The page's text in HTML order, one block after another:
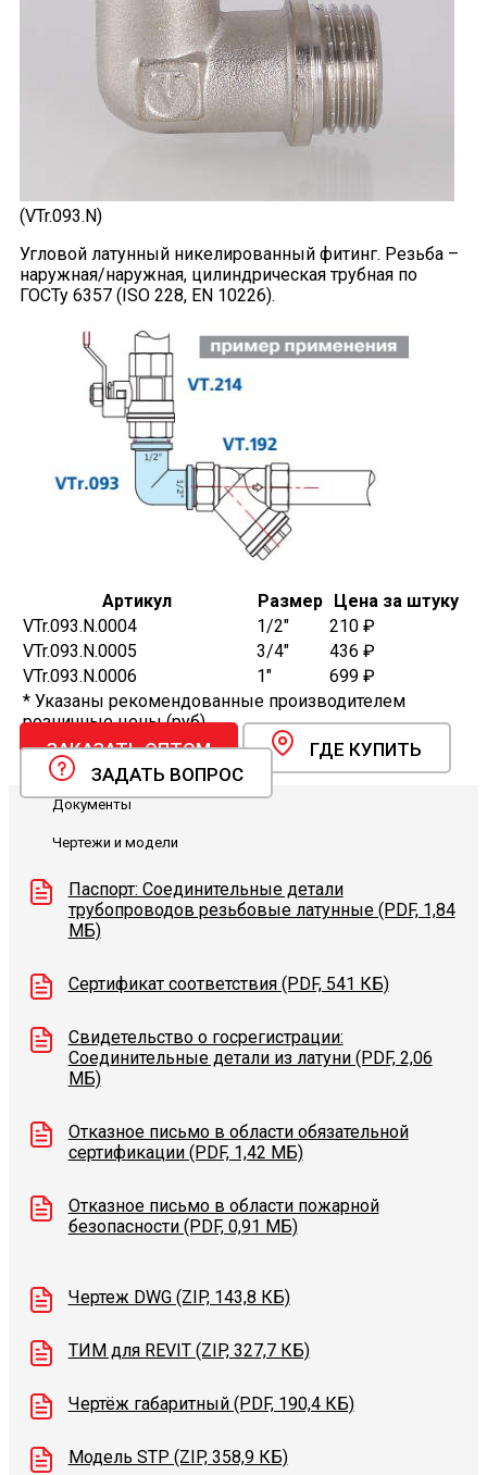
(VTr.093.N)
Угловой латунный никелированный фитинг. Резьба –
наружная/наружная, цилиндрическая трубная по
ГОСТу 6357 (ISO 228, EN 10226).
Артикул Размер
Цена за штуку
VTr.093.N.0004
1/2"
210 ₽
VTr.093.N.0005
3/4"
436 ₽
VTr.093.N.0006
1"
699 ₽
* Указаны рекомендованные производителем
розничные цены (руб).
ЗАКАЗАТЬ ОПТОМ
ГДЕ КУПИТЬ
ЗАДАТЬ ВОПРОС
Документы
Чертежи и модели
Паспорт: Соединительные детали
трубопроводов резьбовые латунные (PDF, 1,84
МБ)
Сертификат соответствия (PDF, 541 КБ)
Свидетельство о госрегистрации:
Соединительные детали из латуни (PDF, 2,06
МБ)
Отказное письмо в области обязательной
сертификации (PDF, 1,42 МБ)
Отказное письмо в области пожарной
безопасности (PDF, 0,91 МБ)
Чертеж DWG (ZIP, 143,8 КБ)
ТИМ для REVIT (ZIP, 327,7 КБ)
Чертёж габаритный (PDF, 190,4 КБ)
Модель STP (ZIP, 358,9 КБ)